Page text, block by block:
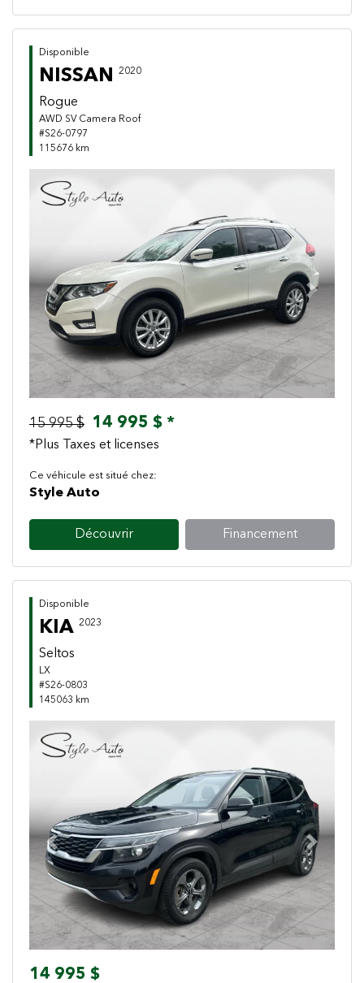
Disponible
NISSAN 2020
Rogue
AWD SV Camera Roof
#S26-0797
115676 km
Previous Next
15 995 $ 14 995 $ *
*Plus Taxes et licenses
Ce véhicule est situé chez:
Style Auto
Découvrir Financement
Disponible
KIA 2023
Seltos
LX
#S26-0803
145063 km
Previous Next
14 995 $